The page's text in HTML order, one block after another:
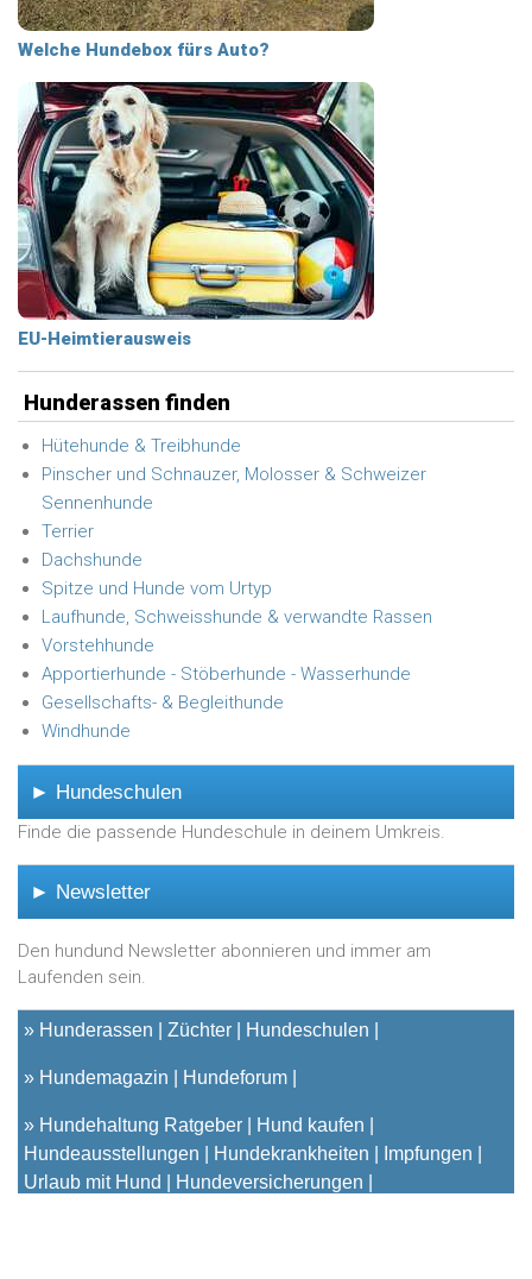
Welche Hundebox fürs Auto?
EU-Heimtierausweis
Hunderassen finden
Hütehunde & Treibhunde
Pinscher und Schnauzer, Molosser & Schweizer
Sennenhunde
Terrier
Dachshunde
Spitze und Hunde vom Urtyp
Laufhunde, Schweisshunde & verwandte Rassen
Vorstehhunde
Apportierhunde - Stöberhunde - Wasserhunde
Gesellschafts- & Begleithunde
Windhunde
► Hundeschulen
Finde die passende Hundeschule in deinem Umkreis.
► Newsletter
Den hundund Newsletter abonnieren und immer am
Laufenden sein.
» Hunderassen Züchter Hundeschulen
» Hundemagazin Hundeforum
» Hundehaltung Ratgeber
Hund kaufen
Hundeausstellungen
Hundekrankheiten
Impfungen
Urlaub mit Hund
Hundeversicherungen